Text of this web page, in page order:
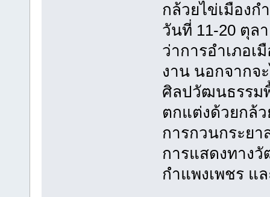
กล้วยไข่เมืองก
วันที่ 11-20 ตุล
ว่าการอำเภอเ
งาน นอกจากจ
ศิลปวัฒนธรรม
ตกแต่งด้วยกล้
การกวนกระย
การแสดงทางวั
กำแพงเพชร แ